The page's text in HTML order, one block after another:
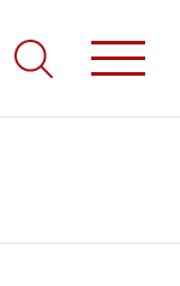
Onde as notícias
Saúde!